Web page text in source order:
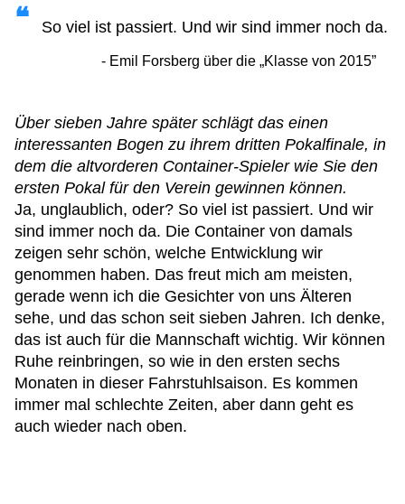
So viel ist passiert. Und wir sind immer noch da.
Emil Forsberg über die „Klasse von 2015”
Über sieben Jahre später schlägt das einen
interessanten Bogen zu ihrem dritten Pokalfinale, in
dem die altvorderen Container-Spieler wie Sie den
ersten Pokal für den Verein gewinnen können.
Ja, unglaublich, oder? So viel ist passiert. Und wir
sind immer noch da. Die Container von damals
zeigen sehr schön, welche Entwicklung wir
genommen haben. Das freut mich am meisten,
gerade wenn ich die Gesichter von uns Älteren
sehe, und das schon seit sieben Jahren. Ich denke,
das ist auch für die Mannschaft wichtig. Wir können
Ruhe reinbringen, so wie in den ersten sechs
Monaten in dieser Fahrstuhlsaison. Es kommen
immer mal schlechte Zeiten, aber dann geht es
auch wieder nach oben.